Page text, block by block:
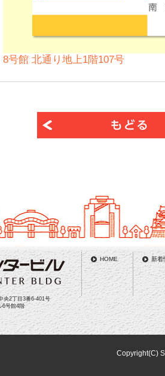
8号館 北通り地上1階107号
央2丁目3番6-401号
館4階
HOME 新着
Copyright(C)